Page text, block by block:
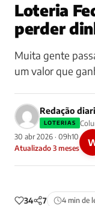
Loteria
perder
Muita gente
um valor que
Redação
LOTERIAS
30 abr 2026 · 09h10
Atualizado 3 meses
34 7 4 min de